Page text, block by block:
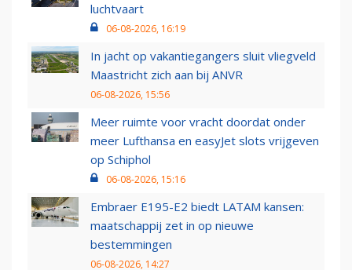
luchtvaart
06-08-2026, 16:19
In jacht op vakantiegangers sluit vliegveld
Maastricht zich aan bij ANVR
06-08-2026, 15:56
Meer ruimte voor vracht doordat onder
meer Lufthansa en easyJet slots vrijgeven
op Schiphol
06-08-2026, 15:16
Embraer E195-E2 biedt LATAM kansen:
maatschappij zet in op nieuwe
bestemmingen
06-08-2026, 14:27